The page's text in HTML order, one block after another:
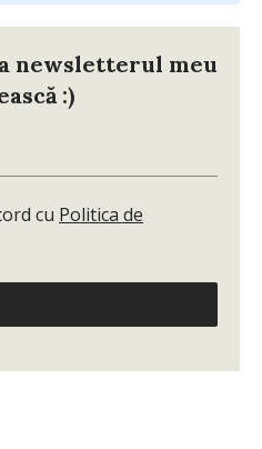
newsletterul meu
:)
cu Politica de